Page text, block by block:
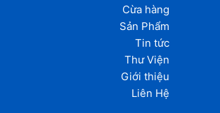
Cừa hàng
Sản Phẩm
Tin tức
Thư Viện
Giới thiệu
Liên Hệ